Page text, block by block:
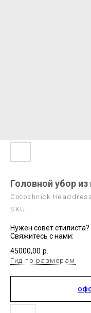
Головной убор из
Cocoshnick Headdress
SKU:
Нужен совет стилиста?
Свяжитесь с нами:
45000,00 р.
Гид по размерам